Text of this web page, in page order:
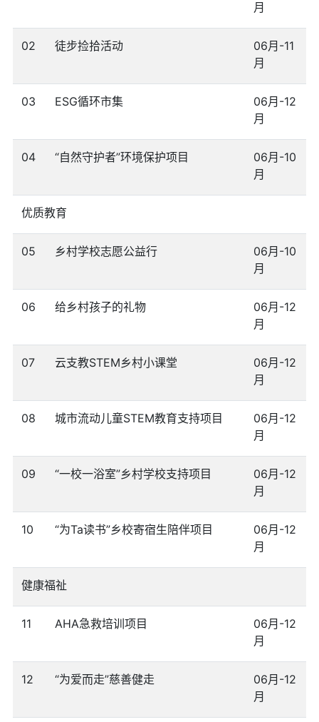
月
02 徒步捡拾活动
06月-11
月
03 ESG循环市集
06月-12
月
04 “自然守护者”环境保护项目
06月-10
月
优质教育
05 乡村学校志愿公益行
06月-10
月
06 给乡村孩子的礼物
06月-12
月
07 云支教STEM乡村小课堂
06月-12
月
08 城市流动儿童STEM教育支持项目
06月-12
月
09 “一校一浴室”乡村学校支持项目
06月-12
月
10 “为Ta读书”乡校寄宿生陪伴项目
06月-12
月
健康福祉
11 AHA急救培训项目
06月-12
月
12 “为爱而走”慈善健走
06月-12
月